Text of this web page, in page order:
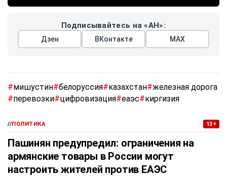
Подписывайтесь на «АН»:
Дзен ВКонтакте МАХ
#мишустин#белоруссия#казахстан#железная дорога
#перевозки#цифровизация#еаэс#киргизия
//ПОЛИТИКА 13+
Пашинян предупредил: ограничения на
армянские товары в России могут
настроить жителей против ЕАЭС